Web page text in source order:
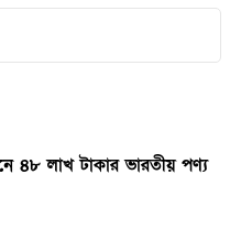
৪৮ লাখ টাকার ভারতীয় পণ্য